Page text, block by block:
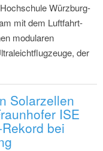
Würzburg-
mit dem Luftfahrt-
modularen
der
Solarzellen
ISE
bei